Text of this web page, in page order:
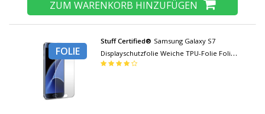
ZUM WARENKORB HINZUFÜGEN
FOLIE
Stuff Certified® Samsung Galaxy S7
Displayschutzfolie Weiche TPU-Folie Folie
PET-Folie